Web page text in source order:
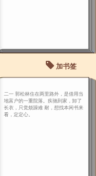
加书签
二一 郭松林住在两里路外，是借用当
地富户的一重院落。疾驰到家，卸了
长衣，只觉烦躁难 耐，想找本闲书来
看，定定心。